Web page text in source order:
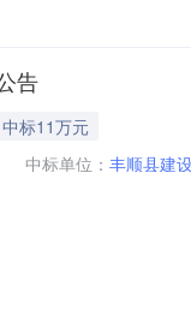
告
中标11万元
中标单位： 丰顺县建